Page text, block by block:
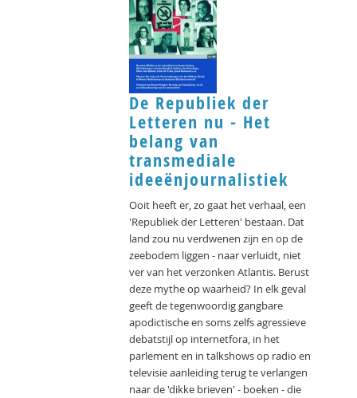
De Republiek der
Letteren nu - Het
belang van
transmediale
ideeënjournalistiek
Ooit heeft er, zo gaat het verhaal, een
'Republiek der Letteren' bestaan. Dat
land zou nu verdwenen zijn en op de
zeebodem liggen - naar verluidt, niet
ver van het verzonken Atlantis. Berust
deze mythe op waarheid? In elk geval
geeft de tegenwoordig gangbare
apodictische en soms zelfs agressieve
debatstijl op internetfora, in het
parlement en in talkshows op radio en
televisie aanleiding terug te verlangen
naar de 'dikke brieven' - boeken - die